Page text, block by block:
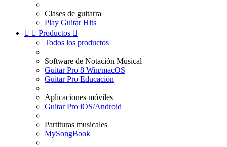
Clases de guitarra
Play Guitar Hits
  Productos 
Todos los productos
Software de Notación Musical
Guitar Pro 8 Win/macOS
Guitar Pro Educación
Aplicaciones móviles
Guitar Pro iOS/Android
Partituras musicales
MySongBook